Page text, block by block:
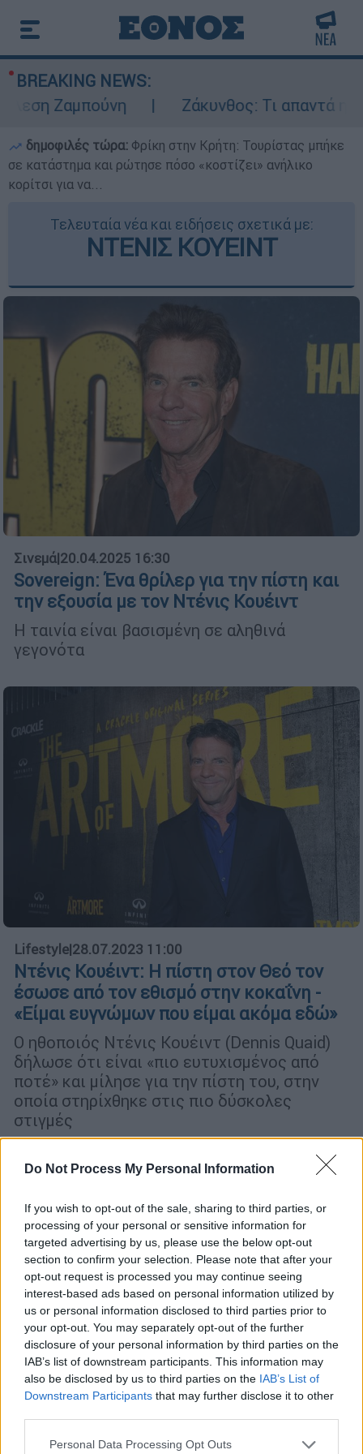
Do Not Process My Personal Information
If you wish to opt-out of the sale, sharing to third parties, or
processing of your personal or sensitive information for
targeted advertising by us, please use the below opt-out
section to confirm your selection. Please note that after your
opt-out request is processed you may continue seeing
interest-based ads based on personal information utilized by
us or personal information disclosed to third parties prior to
your opt-out. You may separately opt-out of the further
disclosure of your personal information by third parties on the
IAB’s list of downstream participants. This information may
also be disclosed by us to third parties on the IAB’s List of
Downstream Participants that may further disclose it to other
Please note that this website/app uses one or more Google
Personal Data Processing Opt Outs
BREAKING NEWS:
Ζαμπούνη
Ζάκυνθος: Τι απαντά η
δημοφιλές τώρα: Φρίκη στην Κρήτη: Τουρίστας μπήκε
σε κατάστημα και ρώτησε πόσο «κοστίζει» ανήλικο
κορίτσι για να...
Τελευταία νέα και ειδήσεις σχετικά με:
ΝΤΕΝΙΣ ΚΟΥΕΙΝΤ
Σινεμά|20.04.2025 16:30
Sovereign: Ένα θρίλερ για την πίστη και
την εξουσία με τον Ντένις Κουέιντ
Η ταινία είναι βασισμένη σε αληθινά
γεγονότα
Lifestyle|28.07.2023 11:00
Ντένις Κουέιντ: Η πίστη στον Θεό τον
έσωσε από τον εθισμό στην κοκαΐνη -
«Είμαι ευγνώμων που είμαι ακόμα εδώ»
Ο ηθοποιός Ντένις Κουέιντ (Dennis Quaid)
δήλωσε ότι είναι «πιο ευτυχισμένος από
ποτέ» και μίλησε για την πίστη του, στην
οποία στηρίχθηκε στις πιο δύσκολες
στιγμές
Lifestyle|05.11.2019 12:04
Ντένις Κουέιντ: Έτοιμος για τέταρτο
γάμο, με 26χρονη φοιτήτρια (pic)